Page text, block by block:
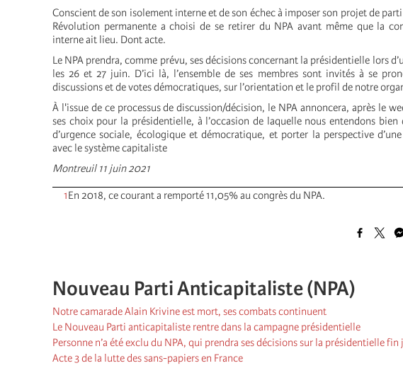
Conscient de son isolement interne et de son échec à imposer son projet de
Révolution permanente a choisi de se retirer du NPA avant même que la
interne ait lieu. Dont acte.
Le NPA prendra, comme prévu, ses décisions concernant la présidentielle lors
les 26 et 27 juin. D’ici là, l’ensemble de ses membres sont invités à se
discussions et de votes démocratiques, sur l’orientation et le profil de notre
À l'issue de ce processus de discussion/décision, le NPA annoncera, après le
ses choix pour la présidentielle, à l’occasion de laquelle nous entendons
d’urgence sociale, écologique et démocratique, et porter la perspective
avec le système capitaliste
Montreuil 11 juin 2021
1En 2018, ce courant a remporté 11,05% au congrès du NPA.
Nouveau Parti Anticapitaliste (NPA)
Notre camarade Alain Krivine est mort, ses combats continuent
Le Nouveau Parti anticapitaliste rentre dans la campagne présidentielle
Personne n’a été exclu du NPA, qui prendra ses décisions sur la présidentielle fin
Acte 3 de la lutte des sans-papiers en France